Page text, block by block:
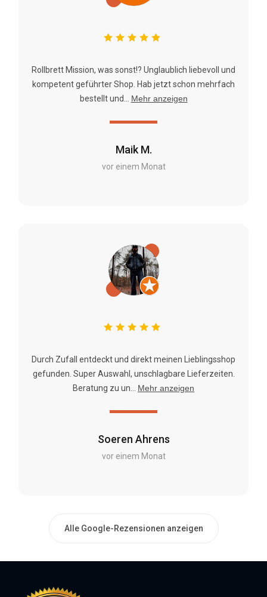
Maik M.
vor einem Monat
Rollbrett Mission, was sonst!? Unglaublich liebevoll und
kompetent geführter Shop. Hab jetzt schon mehrfach
bestellt und...
Mehr anzeigen
Soeren Ahrens
vor einem Monat
Durch Zufall entdeckt und direkt meinen Lieblingsshop
gefunden. Super Auswahl, unschlagbare Lieferzeiten.
Beratung zu un...
Mehr anzeigen
Alle Google-Rezensionen anzeigen